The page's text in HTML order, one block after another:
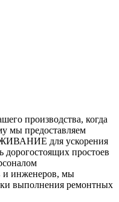
производства, когда
мы предоставляем
для ускорения
дорогостоящих простоев
и инженеров, мы
выполнения ремонтных